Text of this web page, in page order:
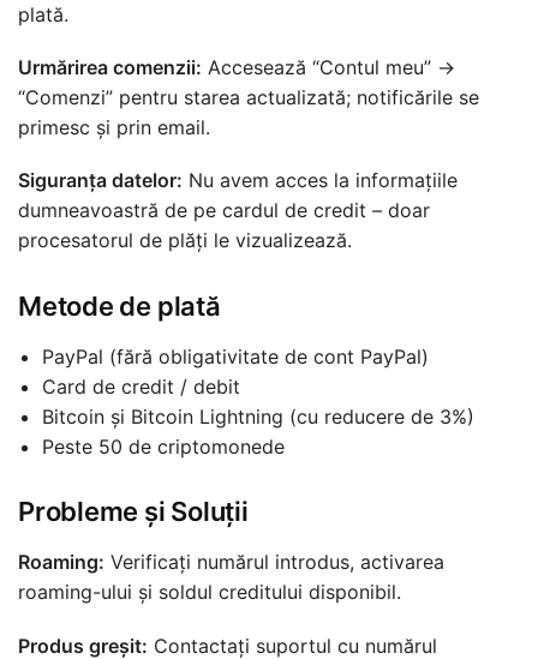
plată.
Urmărirea comenzii: Accesează “Contul meu” →
“Comenzi” pentru starea actualizată; notificările se
primesc și prin email.
Siguranța datelor: Nu avem acces la informațiile
dumneavoastră de pe cardul de credit – doar
procesatorul de plăți le vizualizează.
Metode de plată
PayPal (fără obligativitate de cont PayPal)
Card de credit / debit
Bitcoin și Bitcoin Lightning (cu reducere de 3%)
Peste 50 de criptomonede
Probleme și Soluții
Roaming: Verificați numărul introdus, activarea
roaming-ului și soldul creditului disponibil.
Produs greșit: Contactați suportul cu numărul